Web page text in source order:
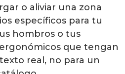
o aliviar una zona
específicos para tu
hombros o tus
que tengan
real, no para un